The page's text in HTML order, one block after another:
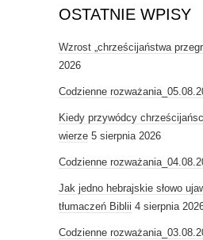
OSTATNIE WPISY
Wzrost „chrześcijaństwa
2026
Codzienne
Kiedy przywódcy
wierze 5 sierpnia 2026
Codzienne
Jak jedno hebrajskie słowo
tłumaczeń Biblii 4 sierpnia
Codzienne